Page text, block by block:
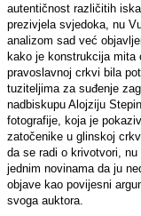
autentičnost različitih
prezivjela svjedoka, nu
analizom sad već
kako je konstrukcija mita
pravoslavnoj crkvi bila
tuziteljima za suđenje
nadbiskupu Alojziju
fotografije, koja je
zatočenike u glinskoj
da se radi o krivotvori,
jednim novinama da ju
objave kao povijesni
svoga auktora.